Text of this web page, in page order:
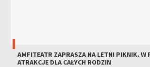
AMFITEATR ZAPRASZA NA LETNI PIKNIK. W
ATRAKCJE DLA CAŁYCH RODZIN